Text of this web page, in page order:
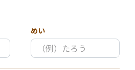
めい